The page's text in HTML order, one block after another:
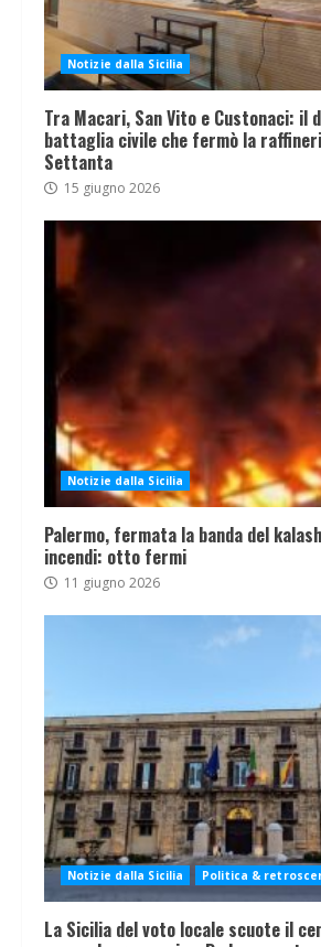
Notizie dalla Sicilia
Tra Macari, San Vito e Custonaci: il
battaglia civile che fermò la
Settanta
15 giugno 2026
Notizie dalla Sicilia
Palermo, fermata la banda del
incendi: otto fermi
11 giugno 2026
Notizie dalla Sicilia Politica &
La Sicilia del voto locale scuote il